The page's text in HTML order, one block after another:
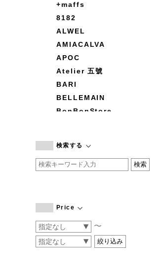
+maffs
8182
ALWEL
AMIACALVA
APOC
Atelier 五號
BARI
BELLEMAIN
BonBonStore
by basics
CATWORTH
COGTHEBIGSMOKE
CONVERSE
DEAN & DELUCA
検索する
Price
〜